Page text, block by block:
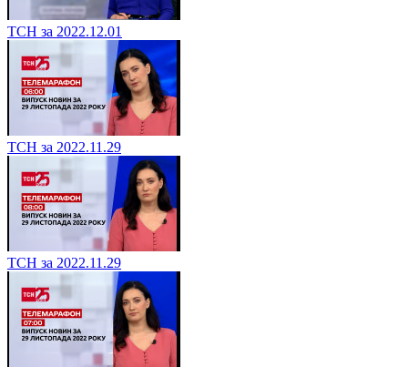
ТСН за 2022.12.01
ТСН за 2022.11.29
ТСН за 2022.11.29